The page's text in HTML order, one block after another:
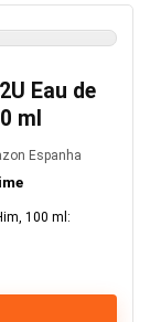
Eau de
ml
Espanha
100 ml: